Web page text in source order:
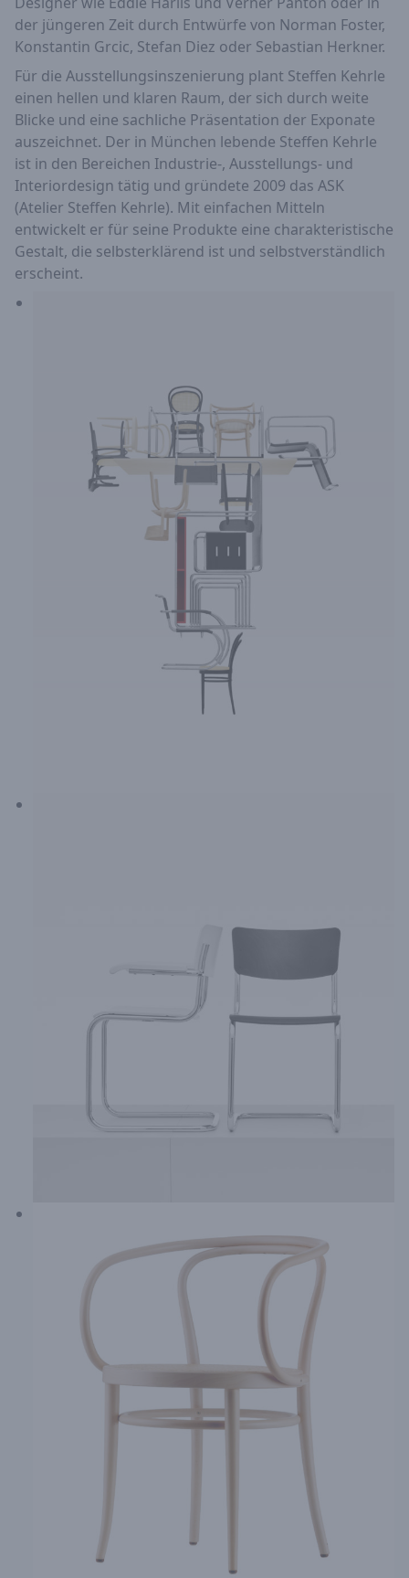
der jüngeren Zeit durch Entwürfe von Norman Foster,
Konstantin Grcic, Stefan Diez oder Sebastian Herkner.
Für die Ausstellungsinszenierung plant Steffen Kehrle
einen hellen und klaren Raum, der sich durch weite
Blicke und eine sachliche Präsentation der Exponate
auszeichnet. Der in München lebende Steffen Kehrle
ist in den Bereichen Industrie-, Ausstellungs- und
Interiordesign tätig und gründete 2009 das ASK
(Atelier Steffen Kehrle). Mit einfachen Mitteln
entwickelt er für seine Produkte eine charakteristische
Gestalt, die selbsterklärend ist und selbstverständlich
erscheint.